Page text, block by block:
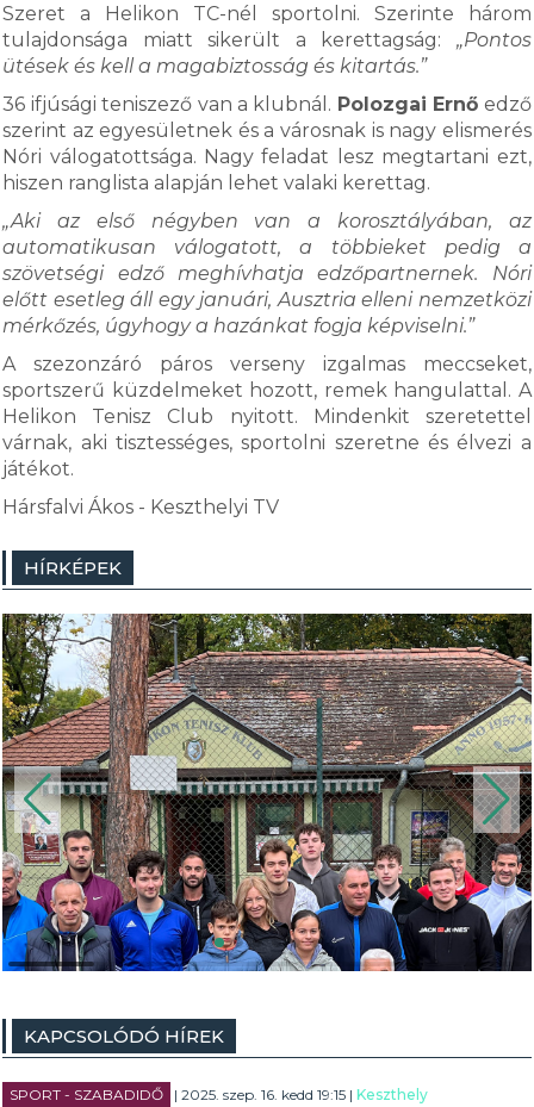
Szeret a Helikon TC-nél sportolni. Szerinte három
tulajdonsága miatt sikerült a kerettagság: „Pontos
ütések és kell a magabiztosság és kitartás.”
36 ifjúsági teniszező van a klubnál. Polozgai Ernő edző
szerint az egyesületnek és a városnak is nagy elismerés
Nóri válogatottsága. Nagy feladat lesz megtartani ezt,
hiszen ranglista alapján lehet valaki kerettag.
„Aki az első négyben van a korosztályában, az
automatikusan válogatott, a többieket pedig a
szövetségi edző meghívhatja edzőpartnernek. Nóri
előtt esetleg áll egy januári, Ausztria elleni nemzetközi
mérkőzés, úgyhogy a hazánkat fogja képviselni.”
A szezonzáró páros verseny izgalmas meccseket,
sportszerű küzdelmeket hozott, remek hangulattal. A
Helikon Tenisz Club nyitott. Mindenkit szeretettel
várnak, aki tisztességes, sportolni szeretne és élvezi a
játékot.
Hársfalvi Ákos - Keszthelyi TV
HÍRKÉPEK
KAPCSOLÓDÓ HÍREK
SPORT - SZABADIDŐ | 2025. szep. 16. kedd 19:15 |Keszthely